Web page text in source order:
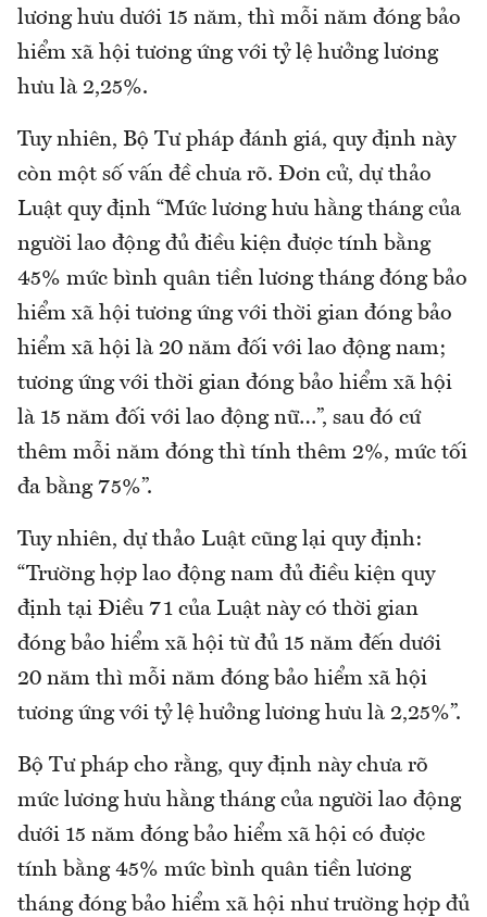
lương hưu dưới 15 năm, thì mỗi năm đóng bảo
hiểm xã hội tương ứng với tỷ lệ hưởng lương
hưu là 2,25%.
Tuy nhiên, Bộ Tư pháp đánh giá, quy định này
còn một số vấn đề chưa rõ. Đơn cử, dự thảo
Luật quy định “Mức lương hưu hằng tháng của
người lao động đủ điều kiện được tính bằng
45% mức bình quân tiền lương tháng đóng bảo
hiểm xã hội tương ứng với thời gian đóng bảo
hiểm xã hội là 20 năm đối với lao động nam;
tương ứng với thời gian đóng bảo hiểm xã hội
là 15 năm đối với lao động nữ…”, sau đó cứ
thêm mỗi năm đóng thì tính thêm 2%, mức tối
đa bằng 75%”.
Tuy nhiên, dự thảo Luật cũng lại quy định:
“Trường hợp lao động nam đủ điều kiện quy
định tại Điều 71 của Luật này có thời gian
đóng bảo hiểm xã hội từ đủ 15 năm đến dưới
20 năm thì mỗi năm đóng bảo hiểm xã hội
tương ứng với tỷ lệ hưởng lương hưu là 2,25%”.
Bộ Tư pháp cho rằng, quy định này chưa rõ
mức lương hưu hằng tháng của người lao động
dưới 15 năm đóng bảo hiểm xã hội có được
tính bằng 45% mức bình quân tiền lương
tháng đóng bảo hiểm xã hội như trường hợp đủ